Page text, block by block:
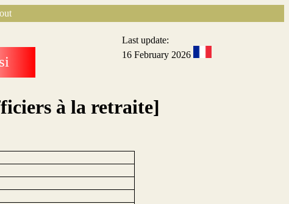
Last update:
16 February 2026
à la retraite]